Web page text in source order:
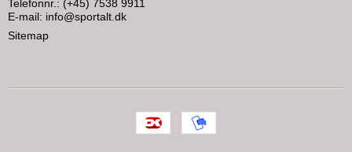
Telefonnr.: (+45) 7538 9911
E-mail: info@sportalt.dk
Sitemap